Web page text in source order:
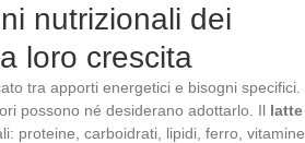
nutrizionali dei
loro crescita
tra apporti energetici e bisogni specifici.
possono né desiderano adottarlo. Il latte
proteine, carboidrati, lipidi, ferro, vitamine,